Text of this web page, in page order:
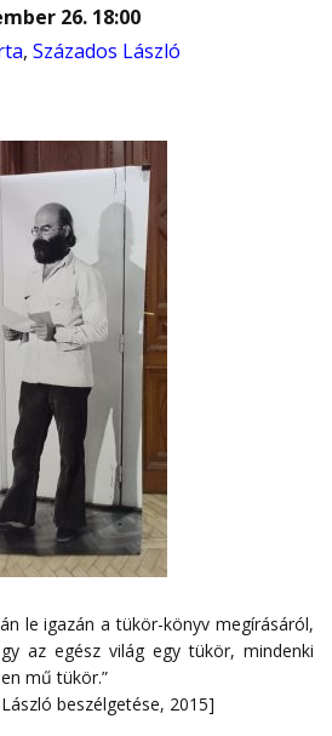
26. 18:00
, Százados László
le igazán a tükör-könyv megírásáról,
az egész világ egy tükör, mindenki
mű tükör.”
beszélgetése, 2015]